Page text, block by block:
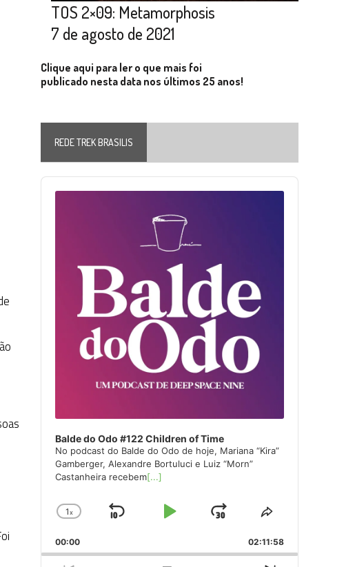
TOS 2×09: Metamorphosis
7 de agosto de 2021
Clique aqui para ler o que mais foi
publicado nesta data nos últimos 25 anos!
REDE TREK BRASILIS
Audio
Player
Balde do Odo #122 Children of Time
No podcast do Balde do Odo de hoje, Mariana “Kira”
Gamberger, Alexandre Bortuluci e Luiz “Morn”
Castanheira recebem[...]
Change
Rate
1x
Skip
Play
Jump
Forward
Share
Episode
00:00 02:11:58